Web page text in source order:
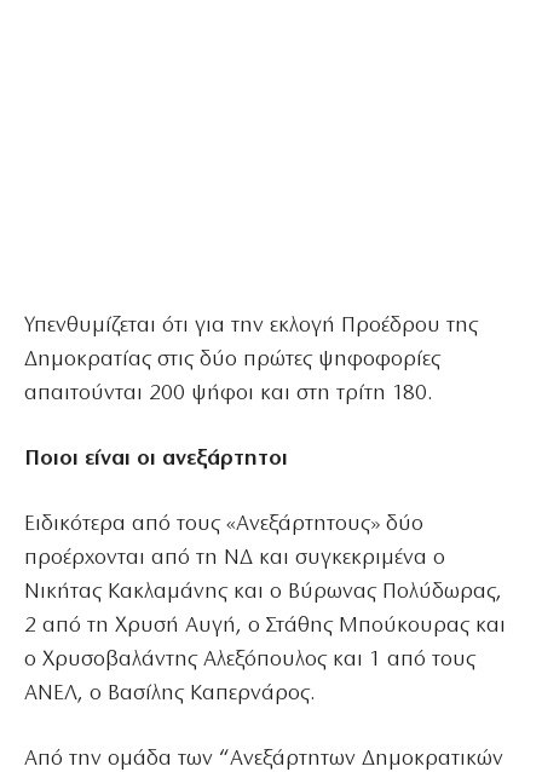
Υπενθυμίζεται ότι για την εκλογή Προέδρου της
Δημοκρατίας στις δύο πρώτες ψηφοφορίες
απαιτούνται 200 ψήφοι και στη τρίτη 180.
Ποιοι είναι οι ανεξάρτητοι
Ειδικότερα από τους «Ανεξάρτητους» δύο
προέρχονται από τη ΝΔ και συγκεκριμένα ο
Νικήτας Κακλαμάνης και ο Βύρωνας Πολύδωρας,
2 από τη Χρυσή Αυγή, ο Στάθης Μπούκουρας και
ο Χρυσοβαλάντης Αλεξόπουλος και 1 από τους
ΑΝΕΛ, ο Βασίλης Καπερνάρος.
Από την ομάδα των “Ανεξάρτητων Δημοκρατικών